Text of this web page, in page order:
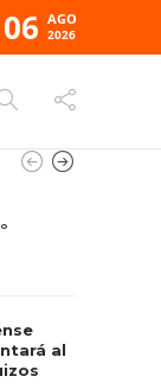
06 AGO
2026
al